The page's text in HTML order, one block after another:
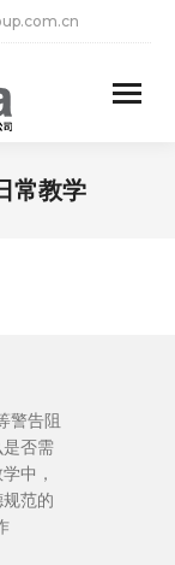
常教学
警告阻
否需
中，
范的